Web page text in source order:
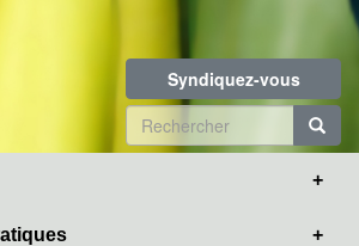
Syndiquez-vous
Formulaire
de